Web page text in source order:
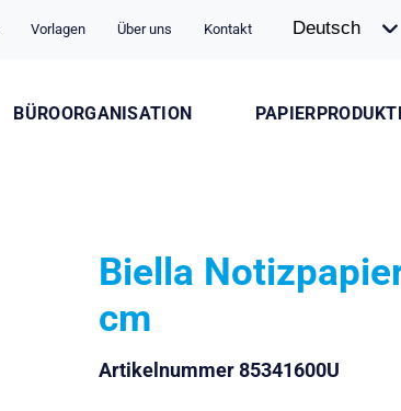
Vorlagen Über uns Kontakt
BÜROORGANISATION
Biella
cm
Artikelnummer 85341600U